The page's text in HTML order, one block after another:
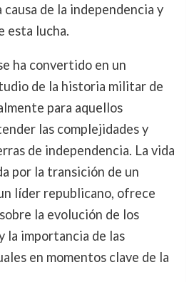
de la independencia y
esta lucha.
ha convertido en un
de la historia militar de
para aquellos
las complejidades y
de independencia. La vida
por la transición de un
líder republicano, ofrece
la evolución de los
la importancia de las
en momentos clave de la